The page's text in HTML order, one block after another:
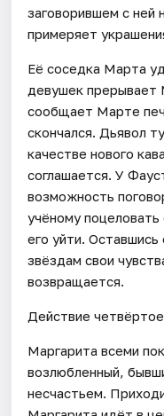
заговорившем с ней
примеряет
Её соседка Марта
девушек
сообщает Марте
скончался. Дьявол
качестве нового
соглашается. У
возможность
учёному
его уйти.
звёздам свои
возвращается.
Действие
Маргарита всеми
возлюбленный,
несчастьем.